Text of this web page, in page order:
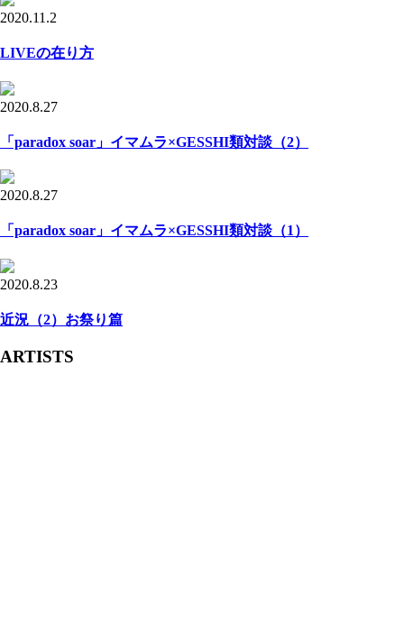
2020.11.2
LIVEの在り方
2020.8.27
「paradox soar」イマムラ×GESSHI類対談（2）
2020.8.27
「paradox soar」イマムラ×GESSHI類対談（1）
2020.8.23
近況（2）お祭り篇
ARTISTS